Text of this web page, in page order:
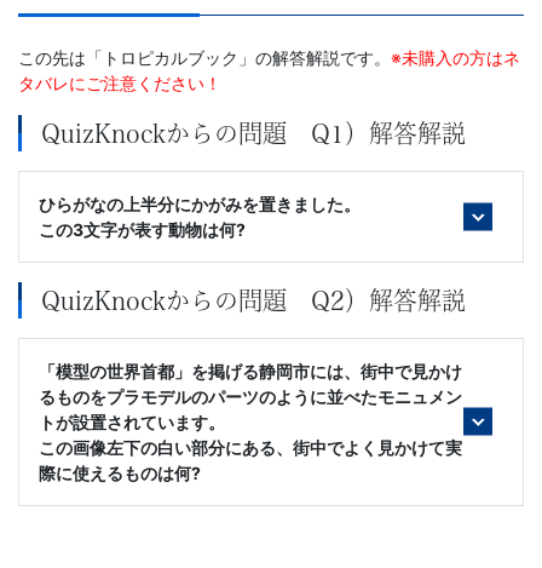
け
書
籍、
芸
書
この先は「トロピカルブック」の解答解説です。 ※未購入の方はネ
タバレにご注意ください！
QuizKnockからの問題 Q1）解答解説
ひらがなの上半分にかがみを置きました。
この3文字が表す動物は何?
QuizKnockからの問題 Q2）解答解説
「模型の世界首都」を掲げる静岡市には、街中で見かけ
るものをプラモデルのパーツのように並べたモニュメン
トが設置されています。
この画像左下の白い部分にある、街中でよく見かけて実
際に使えるものは何?